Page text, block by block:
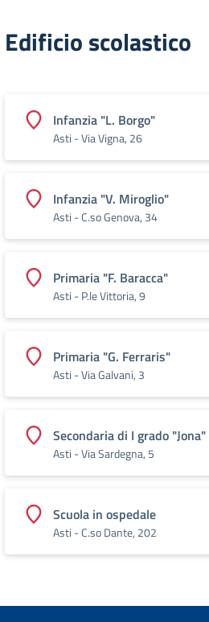
Edificio scolastico
Infanzia "L. Borgo"
Asti - Via Vigna, 26
Infanzia "V. Miroglio"
Asti - C.so Genova, 34
Primaria "F. Baracca"
Asti - P.le Vittoria, 9
Primaria "G. Ferraris"
Asti - Via Galvani, 3
Secondaria di I grado "Jona"
Asti - Via Sardegna, 5
Scuola in ospedale
Asti - C.so Dante, 202